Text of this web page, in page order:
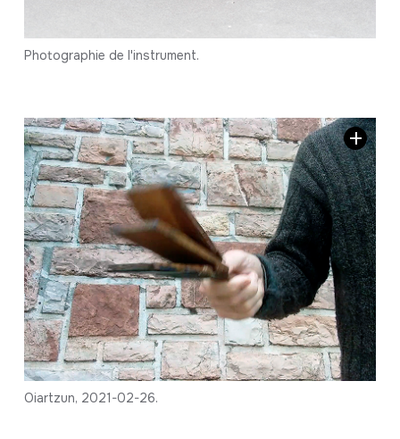
Photographie de l'instrument.
Oiartzun, 2021-02-26.